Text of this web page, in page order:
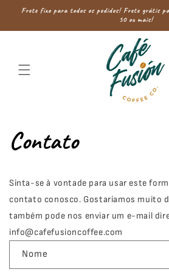
para o
Frete fixo para todos os pedidos! Frete grátis
50 ou mais!
Contato
Sinta-se à vontade para usar este
contato conosco. Gostaríamos muito
também pode nos enviar um e-mail
info@cafefusioncoffee.com
Nome